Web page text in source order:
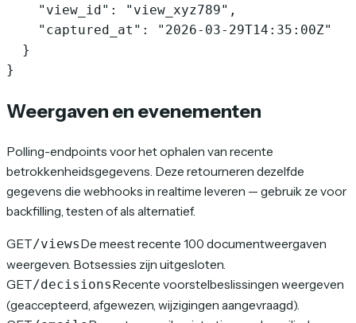
    "view_id": "view_xyz789",
    "captured_at": "2026-03-29T14:35:00Z"
  }
}
Weergaven en evenementen
Polling-endpoints voor het ophalen van recente
betrokkenheidsgegevens. Deze retourneren dezelfde
gegevens die webhooks in realtime leveren — gebruik ze voor
backfilling, testen of als alternatief.
GET/viewsDe meest recente 100 documentweergaven
weergeven. Botsessies zijn uitgesloten.
GET/decisionsRecente voorstelbeslissingen weergeven
(geaccepteerd, afgewezen, wijzigingen aangevraagd).